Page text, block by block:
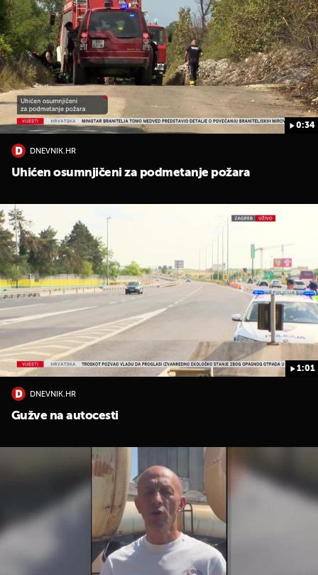
0:34
DNEVNIK.HR
Uhićen osumnjičeni za podmetanje požara
1:01
DNEVNIK.HR
Gužve na autocesti